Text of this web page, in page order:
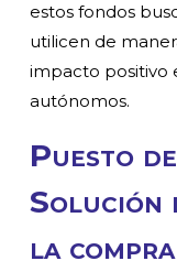
estos fondos
utilicen de
impacto positivo
autónomos.
Puesto
Solución
la